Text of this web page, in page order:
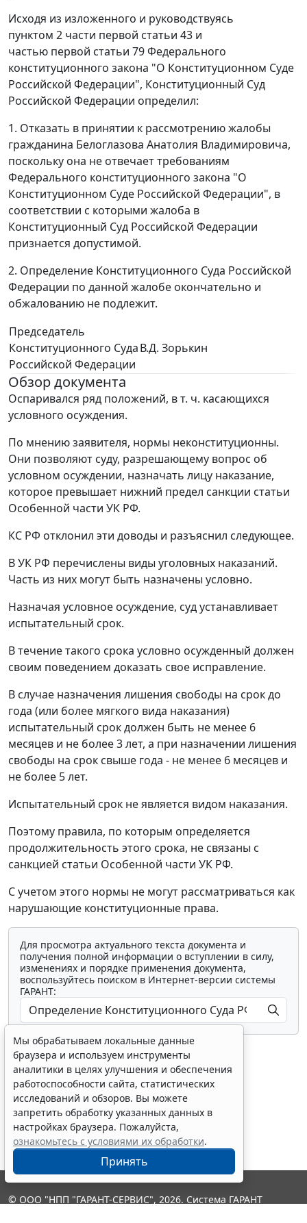
Исходя из изложенного и руководствуясь
пунктом 2 части первой статьи 43 и
частью первой статьи 79 Федерального
конституционного закона "О Конституционном Суде
Российской Федерации", Конституционный Суд
Российской Федерации определил:
1. Отказать в принятии к рассмотрению жалобы
гражданина Белоглазова Анатолия Владимировича,
поскольку она не отвечает требованиям
Федерального конституционного закона "О
Конституционном Суде Российской Федерации", в
соответствии с которыми жалоба в
Конституционный Суд Российской Федерации
признается допустимой.
2. Определение Конституционного Суда Российской
Федерации по данной жалобе окончательно и
обжалованию не подлежит.
Председатель
Конституционного Суда
Российской Федерации
В.Д. Зорькин
Обзор документа
Оспаривался ряд положений, в т. ч. касающихся
условного осуждения.
По мнению заявителя, нормы неконституционны.
Они позволяют суду, разрешающему вопрос об
условном осуждении, назначать лицу наказание,
которое превышает нижний предел санкции статьи
Особенной части УК РФ.
КС РФ отклонил эти доводы и разъяснил следующее.
В УК РФ перечислены виды уголовных наказаний.
Часть из них могут быть назначены условно.
Назначая условное осуждение, суд устанавливает
испытательный срок.
В течение такого срока условно осужденный должен
своим поведением доказать свое исправление.
В случае назначения лишения свободы на срок до
года (или более мягкого вида наказания)
испытательный срок должен быть не менее 6
месяцев и не более 3 лет, а при назначении лишения
свободы на срок свыше года - не менее 6 месяцев и
не более 5 лет.
Испытательный срок не является видом наказания.
Поэтому правила, по которым определяется
продолжительность этого срока, не связаны с
санкцией статьи Особенной части УК РФ.
С учетом этого нормы не могут рассматриваться как
нарушающие конституционные права.
Для просмотра актуального текста документа и
получения полной информации о вступлении в силу,
изменениях и порядке применения документа,
воспользуйтесь поиском в Интернет-версии системы
ГАРАНТ:
Показать все материалы
Мы обрабатываем локальные данные
браузера и используем инструменты
аналитики в целях улучшения и обеспечения
работоспособности сайта, статистических
исследований и обзоров. Вы можете
запретить обработку указанных данных в
настройках браузера. Пожалуйста,
ознакомьтесь с условиями их обработки.
Принять
© ООО "НПП "ГАРАНТ-СЕРВИС", 2026. Система ГАРАНТ